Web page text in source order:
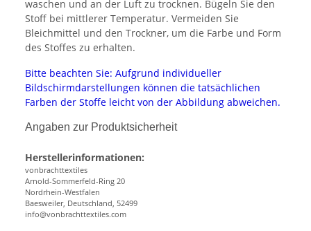
waschen und an der Luft zu trocknen. Bügeln Sie den
Stoff bei mittlerer Temperatur. Vermeiden Sie
Bleichmittel und den Trockner, um die Farbe und Form
des Stoffes zu erhalten.
Bitte beachten Sie: Aufgrund individueller
Bildschirmdarstellungen können die tatsächlichen
Farben der Stoffe leicht von der Abbildung abweichen.
Angaben zur Produktsicherheit
Herstellerinformationen:
vonbrachttextiles
Arnold-Sommerfeld-Ring 20
Nordrhein-Westfalen
Baesweiler, Deutschland, 52499
info@vonbrachttextiles.com